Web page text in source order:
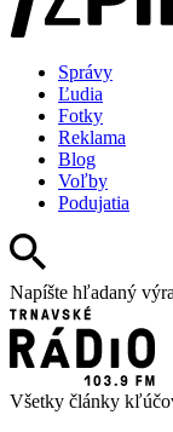
Správy
Ľudia
Fotky
Reklama
Blog
Voľby
Podujatia
Napíšte hľadaný
Všetky články